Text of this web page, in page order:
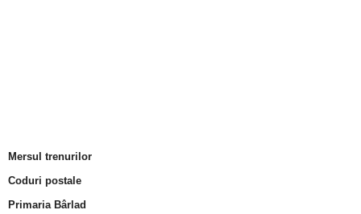
Mersul trenurilor
Coduri postale
Primaria Bârlad